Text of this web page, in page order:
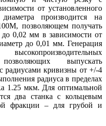
от установленного
производится на
позволяющем получать
до 0,02 мм в зависимости от
до 0,01 мм. Генерация
выпускать
радиусами кривизны от +/-4
радиуса в пределах
1.25 мкм. Для оптимальной
два станка с кольцевым
фракции – для грубой и